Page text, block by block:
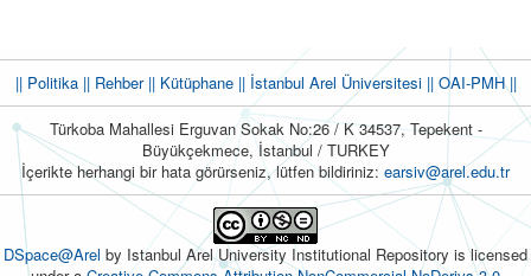
|| Politika|| Rehber|| Kütüphane|| İstanbul Arel Üniversitesi ||OAI-PMH ||
Türkoba Mahallesi Erguvan Sokak No:26 / K 34537, Tepekent -
Büyükçekmece, İstanbul / TURKEY
İçerikte herhangi bir hata görürseniz, lütfen bildiriniz: earsiv@arel.edu.tr
DSpace@Arel by Istanbul Arel University Institutional Repository is licensed